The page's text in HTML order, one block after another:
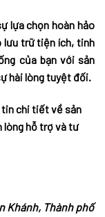
lựa chọn hoàn hảo
lưu trữ tiện ích, tinh
của bạn với sản
hài lòng tuyệt đối.
chi tiết về sản
lòng hỗ trợ và tư
Khánh, Thành phố